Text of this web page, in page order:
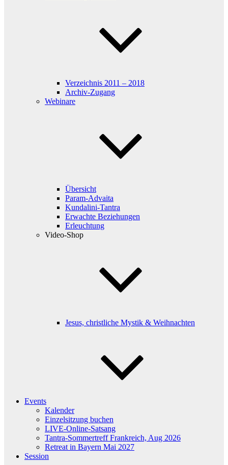
Verzeichnis 2011 – 2018
Archiv-Zugang
Webinare
Übersicht
Param-Advaita
Kundalini-Tantra
Erwachte Beziehungen
Erleuchtung
Video-Shop
Jesus, christliche Mystik & Weihnachten
Events
Kalender
Einzelsitzung buchen
LIVE-Online-Satsang
Tantra-Sommertreff Frankreich, Aug 2026
Retreat in Bayern Mai 2027
Session